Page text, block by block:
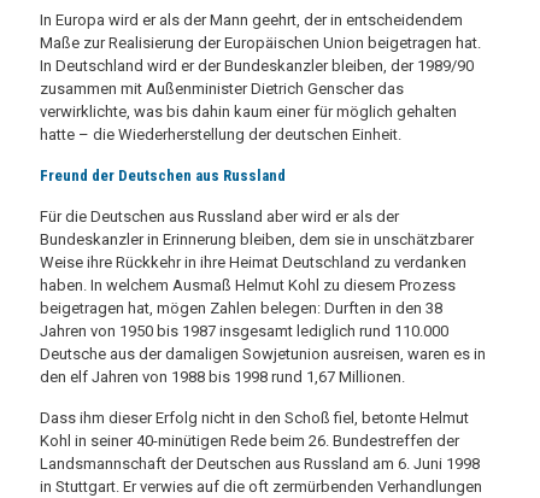
In Europa wird er als der Mann geehrt, der in entscheidendem
Maße zur Realisierung der Europäischen Union beigetragen hat.
In Deutschland wird er der Bundeskanzler bleiben, der 1989/90
zusammen mit Außenminister Dietrich Genscher das
verwirklichte, was bis dahin kaum einer für möglich gehalten
hatte – die Wiederherstellung der deutschen Einheit.
Freund der Deutschen aus Russland
Für die Deutschen aus Russland aber wird er als der
Bundeskanzler in Erinnerung bleiben, dem sie in unschätzbarer
Weise ihre Rückkehr in ihre Heimat Deutschland zu verdanken
haben. In welchem Ausmaß Helmut Kohl zu diesem Prozess
beigetragen hat, mögen Zahlen belegen: Durften in den 38
Jahren von 1950 bis 1987 insgesamt lediglich rund 110.000
Deutsche aus der damaligen Sowjetunion ausreisen, waren es in
den elf Jahren von 1988 bis 1998 rund 1,67 Millionen.
Dass ihm dieser Erfolg nicht in den Schoß fiel, betonte Helmut
Kohl in seiner 40-minütigen Rede beim 26. Bundestreffen der
Landsmannschaft der Deutschen aus Russland am 6. Juni 1998
in Stuttgart. Er verwies auf die oft zermürbenden Verhandlungen